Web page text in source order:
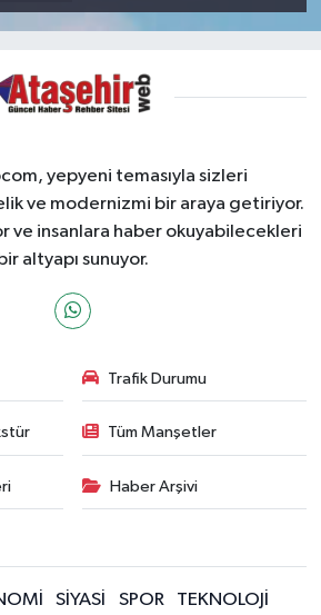
yepyeni temasıyla sizleri
ve modernizmi bir araya getiriyor.
ve insanlara haber okuyabilecekleri
bir altyapı sunuyor.
Trafik Durumu
Tüm Manşetler
Haber Arşivi
SİYASİ SPOR TEKNOLOJİ